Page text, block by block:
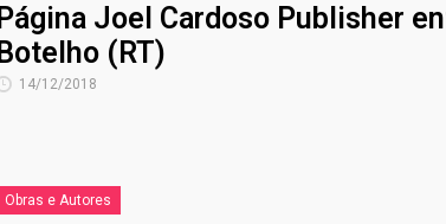
Página Joel Cardoso Publisher
Botelho (RT)
14/12/2018
Obras e Autores